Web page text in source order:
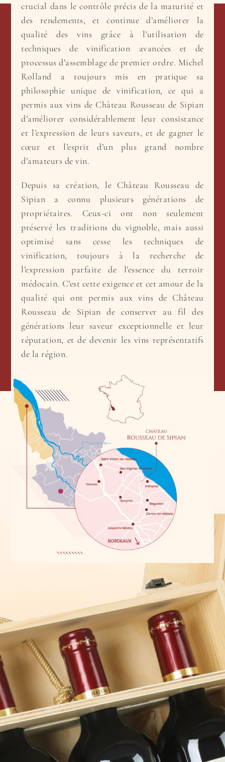
crucial dans le contrôle précis de la maturité et
des rendements, et continue d’améliorer la
qualité des vins grâce à l’utilisation de
techniques de vinification avancées et de
processus d’assemblage de premier ordre. Michel
Rolland a toujours mis en pratique sa
philosophie unique de vinification, ce qui a
permis aux vins de Château Rousseau de Sipian
d’améliorer considérablement leur consistance
et l’expression de leurs saveurs, et de gagner le
cœur et l’esprit d’un plus grand nombre
d’amateurs de vin.
Depuis sa création, le Château Rousseau de
Sipian a connu plusieurs générations de
propriétaires. Ceux-ci ont non seulement
préservé les traditions du vignoble, mais aussi
optimisé sans cesse les techniques de
vinification, toujours à la recherche de
l’expression parfaite de l’essence du terroir
médocain. C’est cette exigence et cet amour de la
qualité qui ont permis aux vins de Château
Rousseau de Sipian de conserver au fil des
générations leur saveur exceptionnelle et leur
réputation, et de devenir les vins représentatifs
de la région.